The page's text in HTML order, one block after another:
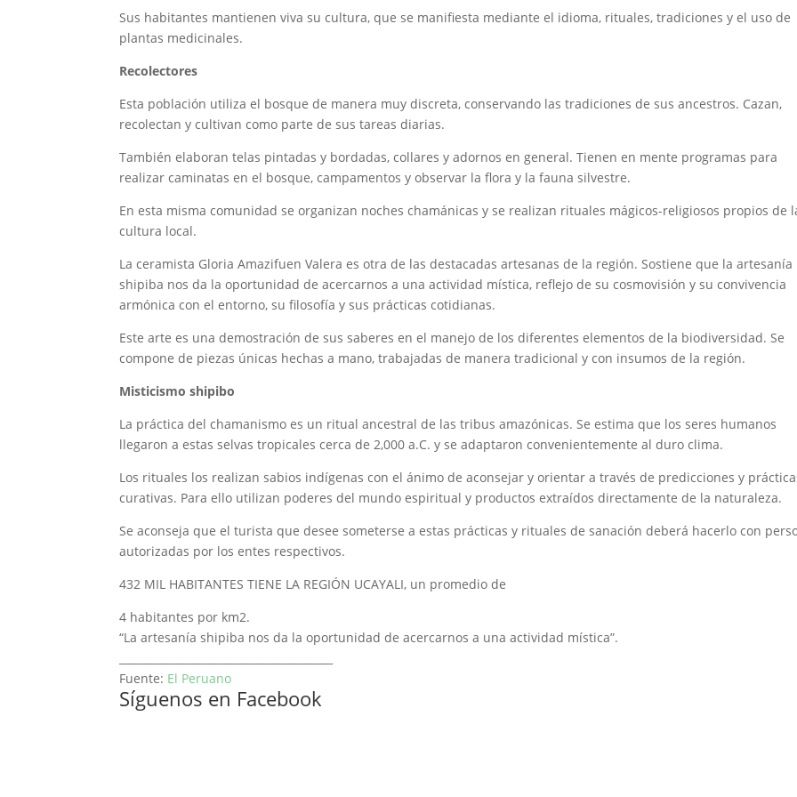
Sus habitantes mantienen viva su cultura, que se manifiesta mediante el idioma, rituales, tradiciones y el uso de
plantas medicinales.
Recolectores
Esta población utiliza el bosque de manera muy discreta, conservando las tradiciones de sus ancestros. Cazan,
recolectan y cultivan como parte de sus tareas diarias.
También elaboran telas pintadas y bordadas, collares y adornos en general. Tienen en mente programas para
realizar caminatas en el bosque, campamentos y observar la flora y la fauna silvestre.
En esta misma comunidad se organizan noches chamánicas y se realizan rituales mágicos-religiosos propios de
cultura local.
La ceramista Gloria Amazifuen Valera es otra de las destacadas artesanas de la región. Sostiene que la artesanía
shipiba nos da la oportunidad de acercarnos a una actividad mística, reflejo de su cosmovisión y su convivencia
armónica con el entorno, su filosofía y sus prácticas cotidianas.
Este arte es una demostración de sus saberes en el manejo de los diferentes elementos de la biodiversidad. Se
compone de piezas únicas hechas a mano, trabajadas de manera tradicional y con insumos de la región.
Misticismo shipibo
La práctica del chamanismo es un ritual ancestral de las tribus amazónicas. Se estima que los seres humanos
llegaron a estas selvas tropicales cerca de 2,000 a.C. y se adaptaron convenientemente al duro clima.
Los rituales los realizan sabios indígenas con el ánimo de aconsejar y orientar a través de predicciones y
curativas. Para ello utilizan poderes del mundo espiritual y productos extraídos directamente de la naturaleza.
Se aconseja que el turista que desee someterse a estas prácticas y rituales de sanación deberá hacerlo con
autorizadas por los entes respectivos.
432 MIL HABITANTES TIENE LA REGIÓN UCAYALI, un promedio de
4 habitantes por km2.
“La artesanía shipiba nos da la oportunidad de acercarnos a una actividad mística”.
Fuente: El Peruano
Síguenos en Facebook